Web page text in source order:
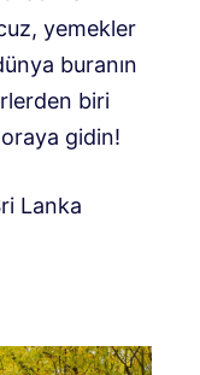
yemekler
buranın
biri
gidin!
Lanka